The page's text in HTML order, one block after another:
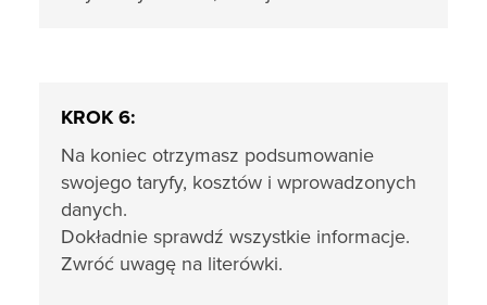
KROK 6:
Na koniec otrzymasz podsumowanie
swojego taryfy, kosztów i wprowadzonych
danych.
Dokładnie sprawdź wszystkie informacje.
Zwróć uwagę na literówki.